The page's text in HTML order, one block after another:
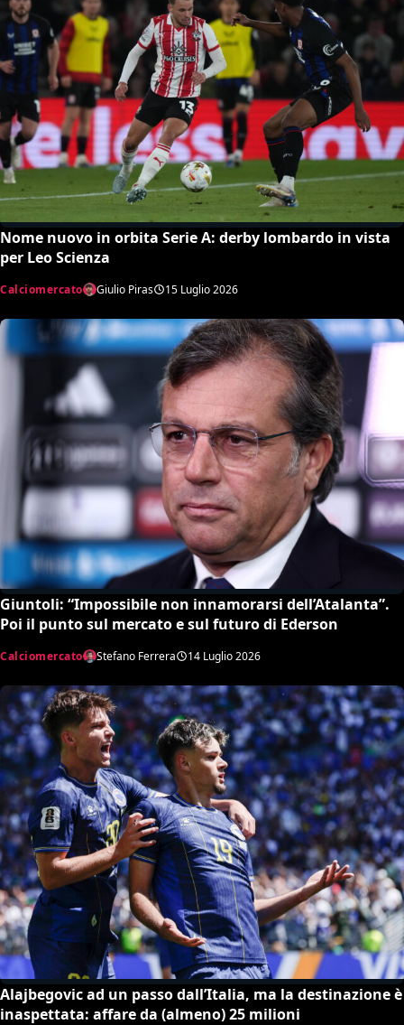
Nome nuovo in orbita Serie A: derby lombardo in vista
per Leo Scienza
Calciomercato Giulio Piras 15 Luglio 2026
Giuntoli: “Impossibile non innamorarsi dell’Atalanta”.
Poi il punto sul mercato e sul futuro di Ederson
Calciomercato Stefano Ferrera 14 Luglio 2026
Alajbegovic ad un passo dall’Italia, ma la destinazione è
inaspettata: affare da (almeno) 25 milioni